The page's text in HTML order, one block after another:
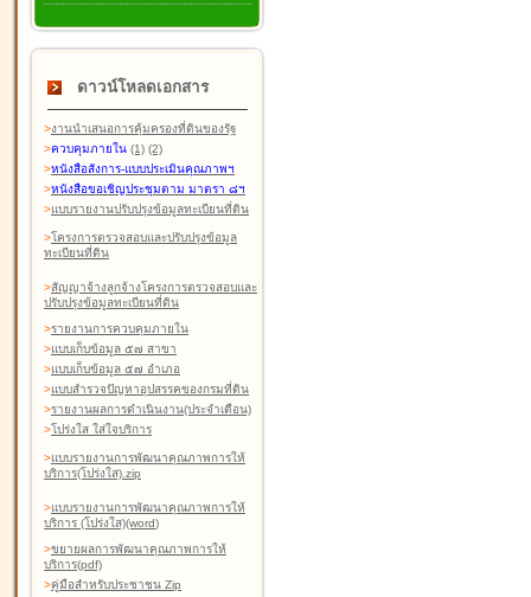
ดาวน์โหลดเอกสาร
>งานนำเสนอการคุ้มครองที่ดินของรัฐ
>ควบคุมภายใน (1) (2)
>หนังสือสังการ-แบบประเมินคุณภาพฯ
>หนังสือขอเชิญประชุมตาม มาตรา ๘ฯ
>แบบรายงานปรับปรุงข้อมูลทะเบียนที่ดิน
>โครงการตรวจสอบและปรับปรุงข้อมูล
ทะเบียนที่ดิน
>สัญญาจ้างลูกจ้างโครงการตรวจสอบและ
ปรับปรุงข้อมูลทะเบียนที่ดิน
>รายงานการควบคุมภายใน
>แบบเก็บข้อมูล ๕๗ สาขา
>แบบเก็บข้อมูล ๕๗ อำเภอ
>แบบสำรวจปัญหาอุปสรรคของกรมที่ดิน
>รายงานผลการดำเนินงาน(ประจำเดือน)
>โปร่งใส ใส่ใจบริการ
>แบบรายงานการพัฒนาคุณภาพการให้
บริการ(โปร่งใส).zip
>แบบรายงานการพัฒนาคุณภาพการให้
บริการ (โปร่งใส)(word)
>ขยายผลการพัฒนาคุณภาพการให้
บริการ(pdf)
>คู่มือสำหรับประชาชน Zip